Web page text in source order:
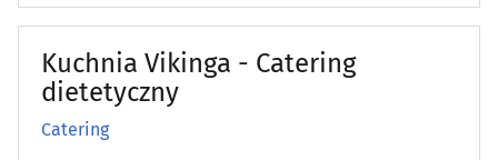
Surowce wtórne - skup, sprzedaż
Kuchnia Vikinga - Catering
dietetyczny
Catering